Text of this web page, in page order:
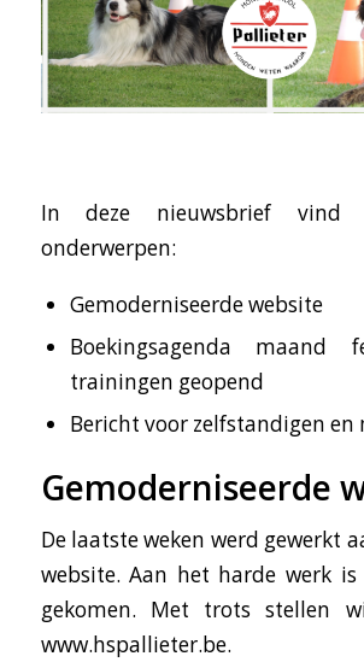
In deze nieuwsbrief vind
onderwerpen:
Gemoderniseerde website
Boekingsagenda maand
trainingen geopend
Bericht voor zelfstandigen en
Gemoderniseerde
De laatste weken werd gewerkt
website. Aan het harde werk
gekomen. Met trots stellen
www.hspallieter.be.